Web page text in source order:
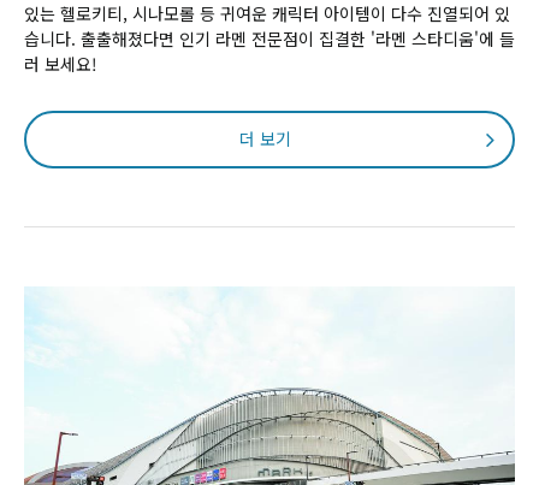
있는 헬로키티, 시나모롤 등 귀여운 캐릭터 아이템이 다수 진열되어 있
습니다. 출출해졌다면 인기 라멘 전문점이 집결한 '라멘 스타디움'에 들
러 보세요!
더 보기